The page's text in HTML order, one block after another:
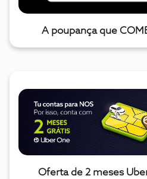
A poupança que
Oferta de 2 meses